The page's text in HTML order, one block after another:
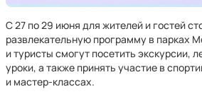
С 27 по 29 июня для жителей и гостей
развлекательную программу в парках
и туристы смогут посетить экскурсии,
уроки, а также принять участие в
и мастер-классах.